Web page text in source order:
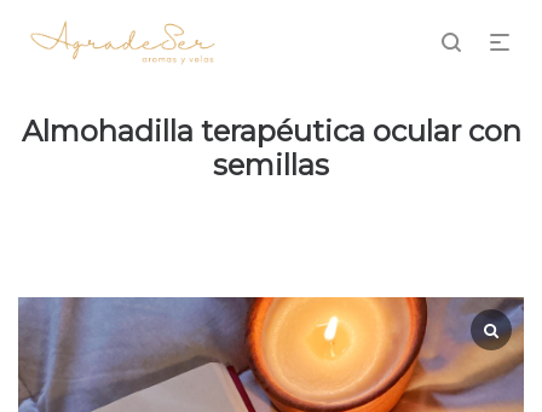
Almohadilla terapéutica ocular con
semillas